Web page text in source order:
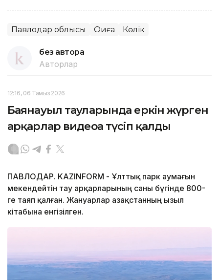
Павлодар облысы Оқиға Көлік
без автора
Авторлар
12:16, 06 Тамыз 2026
Баянауыл тауларында еркін жүрген
арқарлар видеоға түсіп қалды
ПАВЛОДАР. KAZINFORM - Ұлттық парк аумағын
мекендейтін тау арқарларының саны бүгінде 800-
ге таяп қалған. Жануарлар Қазақстанның Қызыл
кітабына енгізілген.